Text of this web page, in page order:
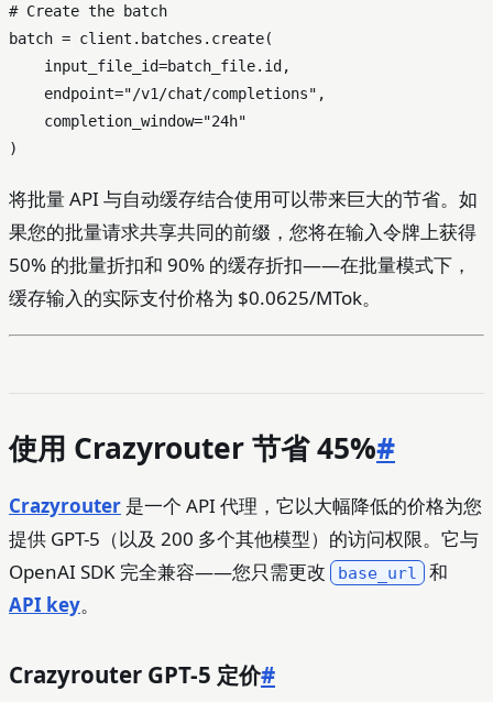
# Create the batch
batch = client.batches.create(
    input_file_id=batch_file.
id,
    endpoint=
"/v1/chat/completions" ,
    completion_window=
"24h"
将批量 API 与自动缓存结合使用可以带来巨大的节省。如
果您的批量请求共享共同的前缀，您将在输入令牌上获得
50% 的批量折扣和 90% 的缓存折扣——在批量模式下，
缓存输入的实际支付价格为 $0.0625/MTok。
使用 Crazyrouter 节省 45%#
Crazyrouter 是一个 API 代理，它以大幅降低的价格为您
提供 GPT-5（以及 200 多个其他模型）的访问权限。它与
OpenAI SDK 完全兼容——您只需更改
base_url
和
API key。
Crazyrouter GPT-5 定价#